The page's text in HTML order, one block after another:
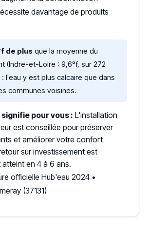
davantage de produits
de plus que la moyenne du
(Indre-et-Loire : 9,6°f, sur 272
l'eau y est plus calcaire que dans
communes voisines.
signifie pour vous : L'installation
est conseillée pour préserver
et améliorer votre confort
sur investissement est
en 4 à 6 ans.
officielle Hub'eau 2024 •
(37131)